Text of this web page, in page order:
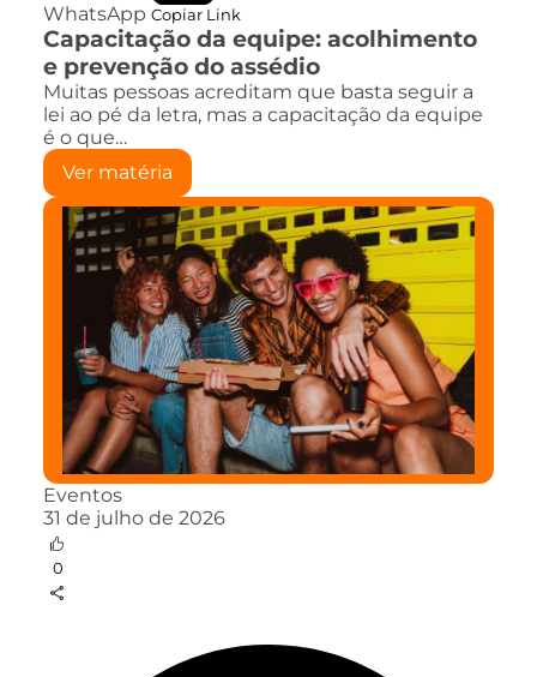
WhatsApp Copiar Link
Capacitação da equipe: acolhimento
e prevenção do assédio
Muitas pessoas acreditam que basta seguir a
lei ao pé da letra, mas a capacitação da equipe
é o que…
Ver matéria
Eventos
31 de julho de 2026
0